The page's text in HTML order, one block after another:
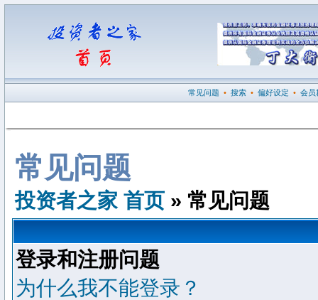
常见问题 • 搜索 • 偏好设定 • 会员
常见问题
投资者之家 首页 » 常见问题
登录和注册问题
为什么我不能登录？